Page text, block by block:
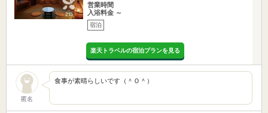
営業時間
入浴料金 ～
宿泊
楽天トラベルの宿泊プランを見る
匿名
食事が素晴らしいです（＾Ｏ＾）